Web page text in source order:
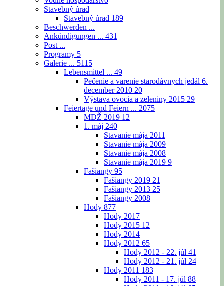
Stavebný úrad
Stavebný úrad 189
Beschwerden ...
Ankündigungen ... 431
Post ...
Programy 5
Galerie ... 5115
Lebensmittel ... 49
Pečenie a varenie starodávnych jedál 6.
december 2010 20
Výstava ovocia a zeleniny 2015 29
Feiertage und Feiern ... 2075
MDŽ 2019 12
1. máj 240
Stavanie mája 2011
Stavanie mája 2009
Stavanie mája 2008
Stavanie mája 2019 9
Fašiangy 95
Fašiangy 2019 21
Fašiangy 2013 25
Fašiangy 2008
Hody 877
Hody 2017
Hody 2015 12
Hody 2014
Hody 2012 65
Hody 2012 - 22. júl 41
Hody 2012 - 21. júl 24
Hody 2011 183
Hody 2011 - 17. júl 88